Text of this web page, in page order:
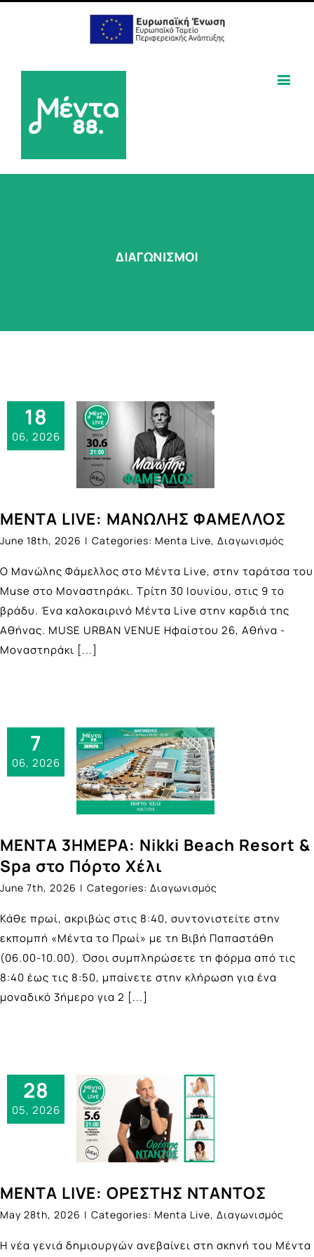
18
06, 2026
ΜΕΝΤΑ LIVE: ΜΑΝΩΛΗΣ ΦΑΜΕΛΛΟΣ
June 18th, 2026 | Categories: Menta Live, Διαγωνισμός
Ο Μανώλης Φάμελλος στο Μέντα Live, στην ταράτσα του
Muse στο Μοναστηράκι. Τρίτη 30 Ιουνίου, στις 9 το
βράδυ. Ένα καλοκαιρινό Μέντα Live στην καρδιά της
Αθήνας. ΜUSE URBAN VENUE Ηφαίστου 26, Αθήνα -
Μοναστηράκι [...]
7
06, 2026
ΜΕΝΤΑ 3ΗΜΕΡΑ: Nikki Beach Resort &
Spa στο Πόρτο Χέλι
June 7th, 2026 | Categories: Διαγωνισμός
Κάθε πρωί, ακριβώς στις 8:40, συντονιστείτε στην
εκπομπή «Μέντα το Πρωί» με τη Βιβή Παπαστάθη
(06.00-10.00). Όσοι συμπληρώσετε τη φόρμα από τις
8:40 έως τις 8:50, μπαίνετε στην κλήρωση για ένα
μοναδικό 3ήμερο για 2 [...]
28
05, 2026
ΜΕΝΤΑ LIVE: ΟΡΕΣΤΗΣ ΝΤΑΝΤΟΣ
May 28th, 2026 | Categories: Menta Live, Διαγωνισμός
Η νέα γενιά δημιουργών ανεβαίνει στη σκηνή του Μέντα